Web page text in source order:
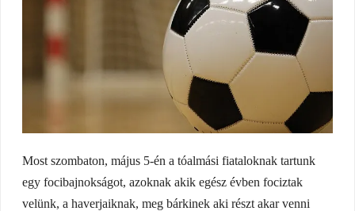
Most szombaton, május 5-én a tóalmási fiataloknak tartunk
egy focibajnokságot, azoknak akik egész évben fociztak
velünk, a haverjaiknak, meg bárkinek aki részt akar venni